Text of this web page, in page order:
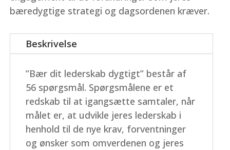
bæredygtige strategi og dagsordenen kræver.
Beskrivelse
”Bær dit lederskab dygtigt” består af
56 spørgsmål. Spørgsmålene er et
redskab til at igangsætte samtaler, når
målet er, at udvikle jeres lederskab i
henhold til de nye krav, forventninger
og ønsker som omverdenen og jeres